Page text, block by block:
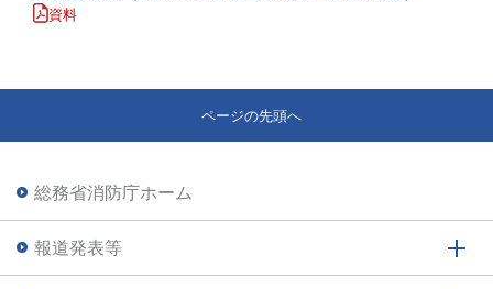
資料
ページの先頭へ
総務省消防庁ホーム
報道発表等